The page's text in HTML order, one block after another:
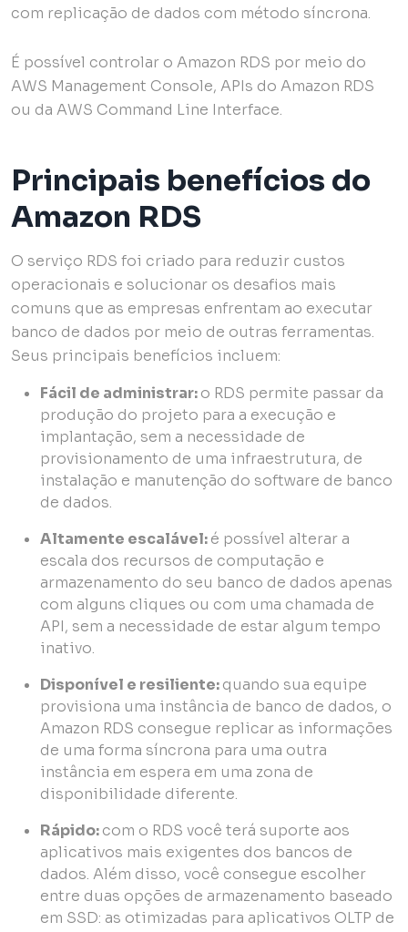
com replicação de dados com método síncrona.
É possível controlar o Amazon RDS por meio do
AWS Management Console, APIs do Amazon RDS
ou da AWS Command Line Interface.
Principais benefícios do
Amazon RDS
O serviço RDS foi criado para reduzir custos
operacionais e solucionar os desafios mais
comuns que as empresas enfrentam ao executar
banco de dados por meio de outras ferramentas.
Seus principais benefícios incluem:
Fácil de administrar:o RDS permite passar da
produção do projeto para a execução e
implantação, sem a necessidade de
provisionamento de uma infraestrutura, de
instalação e manutenção do software de banco
de dados.
Altamente escalável:é possível alterar a
escala dos recursos de computação e
armazenamento do seu banco de dados apenas
com alguns cliques ou com uma chamada de
API, sem a necessidade de estar algum tempo
inativo.
Disponível e resiliente:quando sua equipe
provisiona uma instância de banco de dados, o
Amazon RDS consegue replicar as informações
de uma forma síncrona para uma outra
instância em espera em uma zona de
disponibilidade diferente.
Rápido:com o RDS você terá suporte aos
aplicativos mais exigentes dos bancos de
dados. Além disso, você consegue escolher
entre duas opções de armazenamento baseado
em SSD: as otimizadas para aplicativos OLTP de